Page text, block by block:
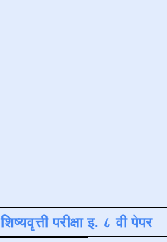
शिष्यवृत्ती परीक्षा इ. ८ वी पेपर